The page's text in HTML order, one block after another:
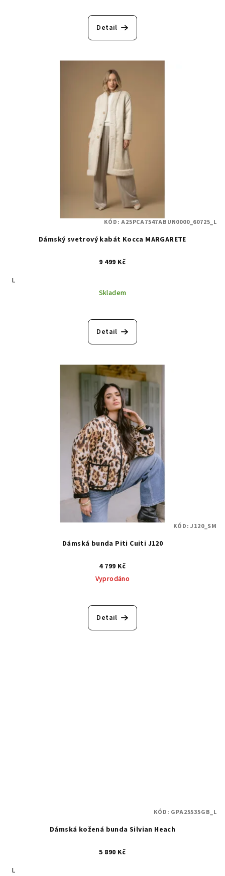
Detail
Dámský svetrový kabát Kocca MARGARETE
9 499 Kč
L
Skladem
Detail
KÓD:A25PCA7547ABUN0000_60725_L
Dámská bunda Piti Cuiti J120
4 799 Kč
Vyprodáno
Detail
KÓD:J120_SM
Dámská kožená bunda Silvian Heach
5 890 Kč
L
KÓD: GPA25535GB_L